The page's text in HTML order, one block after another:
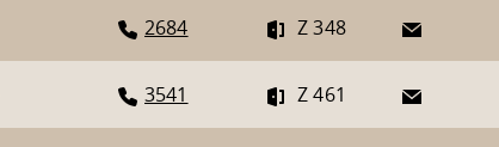
2684 Z 348
3541 Z 461